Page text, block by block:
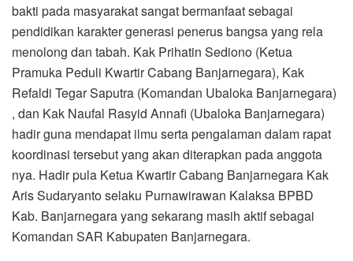
bakti pada masyarakat sangat bermanfaat sebagai
pendidikan karakter generasi penerus bangsa yang rela
menolong dan tabah. Kak Prihatin Sediono (Ketua
Pramuka Peduli Kwartir Cabang Banjarnegara), Kak
Refaldi Tegar Saputra (Komandan Ubaloka Banjarnegara)
, dan Kak Naufal Rasyid Annafi (Ubaloka Banjarnegara)
hadir guna mendapat ilmu serta pengalaman dalam rapat
koordinasi tersebut yang akan diterapkan pada anggota
nya. Hadir pula Ketua Kwartir Cabang Banjarnegara Kak
Aris Sudaryanto selaku Purnawirawan Kalaksa BPBD
Kab. Banjarnegara yang sekarang masih aktif sebagai
Komandan SAR Kabupaten Banjarnegara.